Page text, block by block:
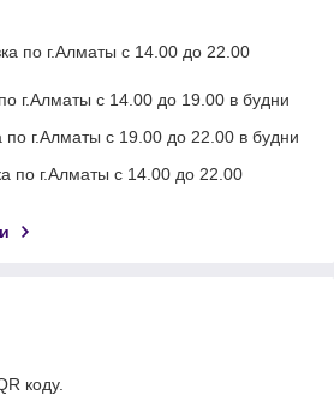
по г.Алматы с 14.00 до 22.00
г.Алматы с 14.00 до 19.00 в будни
по г.Алматы с 19.00 до 22.00 в будни
по г.Алматы с 14.00 до 22.00
коду.